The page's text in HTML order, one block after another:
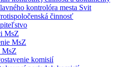
kontrolóra mesta Svit
činnosť
MsZ
MsZ
MsZ
komisií